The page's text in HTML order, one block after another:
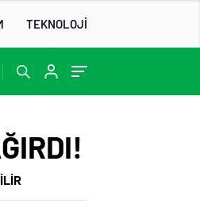
TEKNOLOJİ